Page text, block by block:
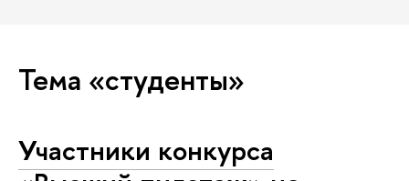
Тема «студенты»
Участники конкурса